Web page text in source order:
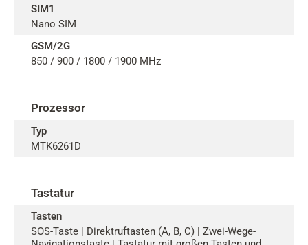
SIM1
Nano SIM
GSM/2G
850 / 900 / 1800 / 1900 MHz
Prozessor
Typ
MTK6261D
Tastatur
Tasten
SOS-Taste | Direktruftasten (A, B, C) | Zwei-Wege-